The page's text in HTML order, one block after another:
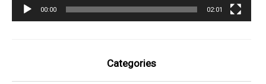
00:00 02:01
Categories